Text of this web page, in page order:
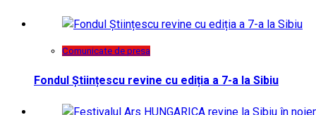
Comunicate de presa
Fondul Științescu revine cu ediția a 7-a la Sibiu